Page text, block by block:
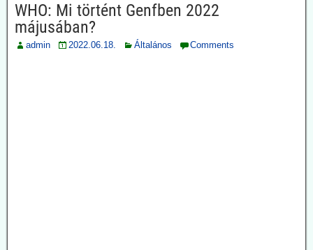
WHO: Mi történt Genfben 2022
májusában?
admin 2022.06.18. Általános Comments